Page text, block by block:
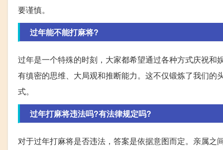
要谨慎。
过年能不能打麻将?
过年是一个特殊的时刻，大家都希望通过各种方式庆祝
有缜密的思维、大局观和推断能力。这不仅锻炼了我们
式。
过年打麻将违法吗?有法律规定吗?
对于过年打麻将是否违法，答案是依据意图而定。亲属